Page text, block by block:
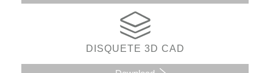
DISQUETE 3D CAD